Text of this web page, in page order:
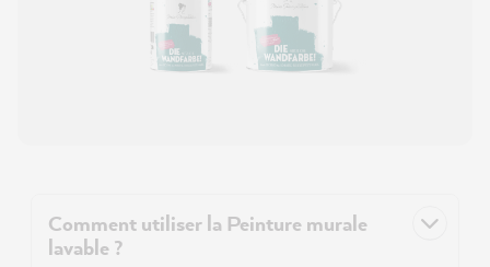
Comment utiliser la Peinture murale
lavable ?